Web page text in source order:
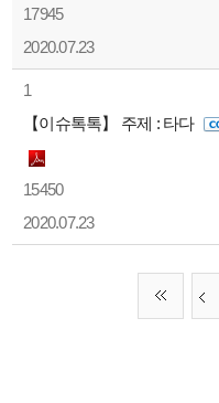
17945
2020.07.23
1
【이슈톡톡】 주제 : 타다
15450
2020.07.23